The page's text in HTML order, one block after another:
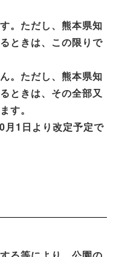
。ただし、熊本県知
ときは、この限りで
。ただし、熊本県知
ときは、その全部又
す。
月1日より改定予定で